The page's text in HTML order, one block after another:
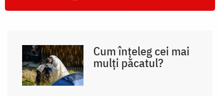
Cum înțeleg cei mai
mulți păcatul?